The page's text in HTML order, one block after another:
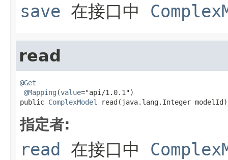
save 在接口中
read
@Get
@Mapping (value="api/1.0.1")
public ComplexModel read(java.lang.Integer modelId)
指定者:
read 在接口中